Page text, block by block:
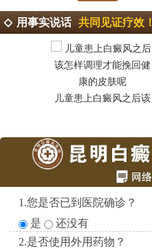
用事实说话 共同见证疗效！
儿童患上白癜风之后该
1.您是否已到医院确诊？
是
还没有
2.是否使用外用药物？